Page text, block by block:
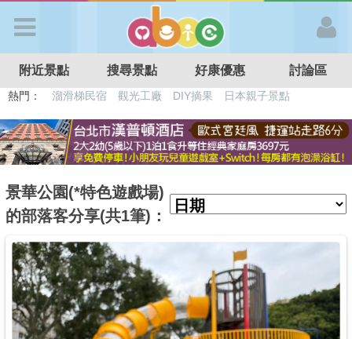
APP登入
首 頁
好康優惠
最新消息
最新留言
附近景點 搜尋景點 好康優惠 討論區
熱門： 溜滑梯民宿 觀光工廠 DIY摘果
日本親子景點
景華公園(*特色遊戲場)
的部落客分享(共1筆)：